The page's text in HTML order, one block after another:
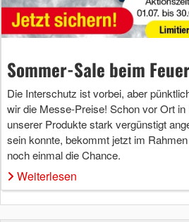
Sommer-Sale beim
Die Interschutz ist vorbei, aber
wir die Messe-Preise! Schon vor Ort
unserer Produkte stark vergünstigt
sein konnte, bekommt jetzt im
noch einmal die Chance.
Weiterlesen